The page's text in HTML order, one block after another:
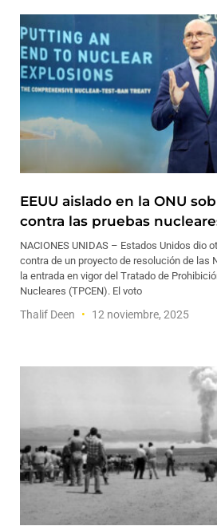
EEUU aislado en la ONU
contra las pruebas
NACIONES UNIDAS – Estados Unidos dio
contra de un proyecto de resolución de las
la entrada en vigor del Tratado de
Nucleares (TPCEN). El voto
Thalif Deen 12 noviembre, 2025